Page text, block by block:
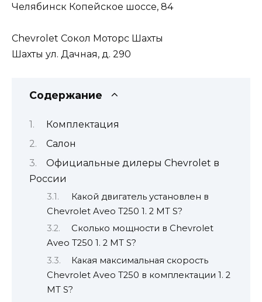
Челябинск Копейское шоссе, 84
Chevrolet Сокол Моторс Шахты
Шахты ул. Дачная, д. 290
Содержание
Комплектация
Салон
Официальные дилеры Chevrolet в
России
Какой двигатель установлен в
Chevrolet Aveo T250 1. 2 MT S?
Сколько мощности в Chevrolet
Aveo T250 1. 2 MT S?
Какая максимальная скорость
Chevrolet Aveo T250 в комплектации 1. 2
MT S?